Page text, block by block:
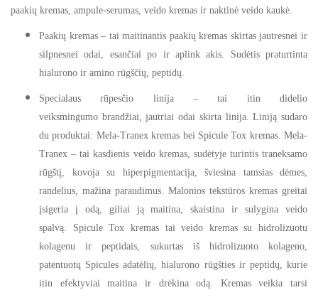
paakių kremas, ampule-serumas, veido kremas ir naktinė veido kaukė.
Paakių kremas – tai maitinantis paakių kremas skirtas jautresnei ir
silpnesnei odai, esančiai po ir aplink akis. Sudėtis praturtinta
hialurono ir amino rūgščių, peptidų.
Specialaus rūpesčio linija –
tai itin didelio
veiksmingumo brandžiai, jautriai odai skirta linija. Liniją sudaro
du produktai: Mela-Tranex kremas bei Spicule Tox kremas. Mela-
Tranex – tai kasdienis veido kremas, sudėtyje turintis traneksamo
rūgštį,
kovoja su
hiperpigmentacija, šviesina tamsias dėmes,
randelius, mažina paraudimus. Malonios tekstūros kremas greitai
įsigeria į odą, giliai ją maitina, skaistina ir sulygina veido
spalvą.
Spicule Tox kremas
tai veido kremas su hidrolizuotu
kolagenu ir peptidais, sukurtas iš hidrolizuoto kolageno,
patentuotų Spicules adatėlių, hialurono rūgšties ir peptidų, kurie
itin efektyviai maitina ir drėkina odą. Kremas veikia tarsi